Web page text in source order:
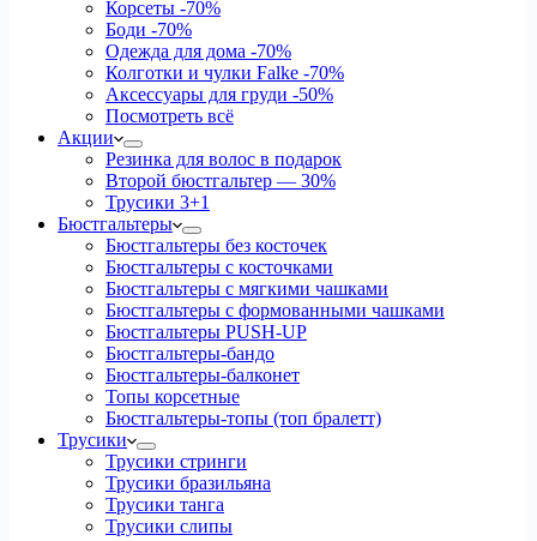
Корсеты -70%
Боди -70%
Одежда для дома -70%
Колготки и чулки Falke -70%
Аксессуары для груди -50%
Посмотреть всё
Акции
Резинка для волос в подарок
Второй бюстгальтер — 30%
Трусики 3+1
Бюстгальтеры
Бюстгальтеры без косточек
Бюстгальтеры с косточками
Бюстгальтеры с мягкими чашками
Бюстгальтеры с формованными чашками
Бюстгальтеры PUSH-UP
Бюстгальтеры-бандо
Бюстгальтеры-балконет
Топы корсетные
Бюстгальтеры-топы (топ бралетт)
Трусики
Трусики стринги
Трусики бразильяна
Трусики танга
Трусики слипы